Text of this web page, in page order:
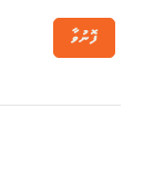
ފޮނުވާ